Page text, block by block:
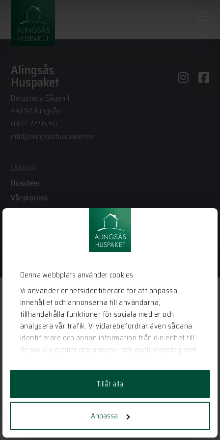
Denna webbplats använder cookies
Vi använder enhetsidentifierare för att anpassa
innehållet och annonserna till användarna,
tillhandahålla funktioner för sociala medier och
analysera vår trafik. Vi vidarebefordrar även sådana
identifierare och annan information från din enhet till
de sociala medier och annons- och analysföretag som
informationen med annan information som du har
tillhandahållit eller som de har samlat in när du har
använt deras tjänster.
Tillåt alla
Anpassa
Alingsås
Huspaket
Bergstena Sågen 1
441 92 Alingsås
0322-22 95 50
info@alingsashuspaket.se
Husidéer
Vår process
Vanliga frågor